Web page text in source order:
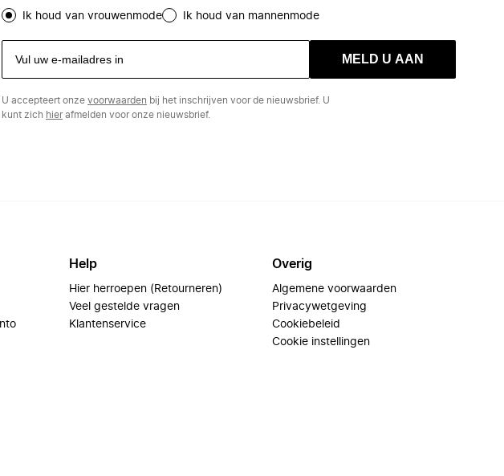
Ik houd van vrouwenmode Ik houd van mannenmode
MELD U AAN
U accepteert onze voorwaarden bij het inschrijven voor de nieuwsbrief. U
kunt zich hierafmelden voor onze nieuwsbrief.
Help
Hier herroepen (Retourneren)
Veel gestelde vragen
Klantenservice
Overig
Algemene voorwaarden
Privacywetgeving
Cookiebeleid
Cookie instellingen